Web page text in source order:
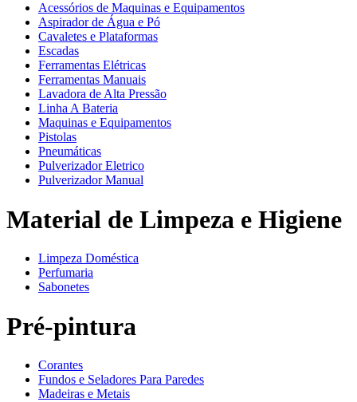
Acessórios de Maquinas e Equipamentos
Aspirador de Água e Pó
Cavaletes e Plataformas
Escadas
Ferramentas Elétricas
Ferramentas Manuais
Lavadora de Alta Pressão
Linha A Bateria
Maquinas e Equipamentos
Pistolas
Pneumáticas
Pulverizador Eletrico
Pulverizador Manual
Material de Limpeza e Higiene
Limpeza Doméstica
Perfumaria
Sabonetes
Pré-pintura
Corantes
Fundos e Seladores Para Paredes
Madeiras e Metais